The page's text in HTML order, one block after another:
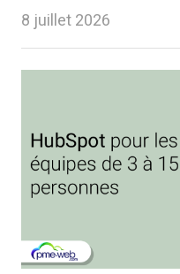
8 juillet 2026